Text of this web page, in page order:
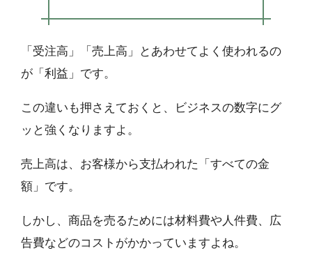
「受注高」「売上高」とあわせてよく使われるの
が「利益」です。
この違いも押さえておくと、ビジネスの数字にグ
ッと強くなりますよ。
売上高は、お客様から支払われた「すべての金
額」です。
しかし、商品を売るためには材料費や人件費、広
告費などのコストがかかっていますよね。